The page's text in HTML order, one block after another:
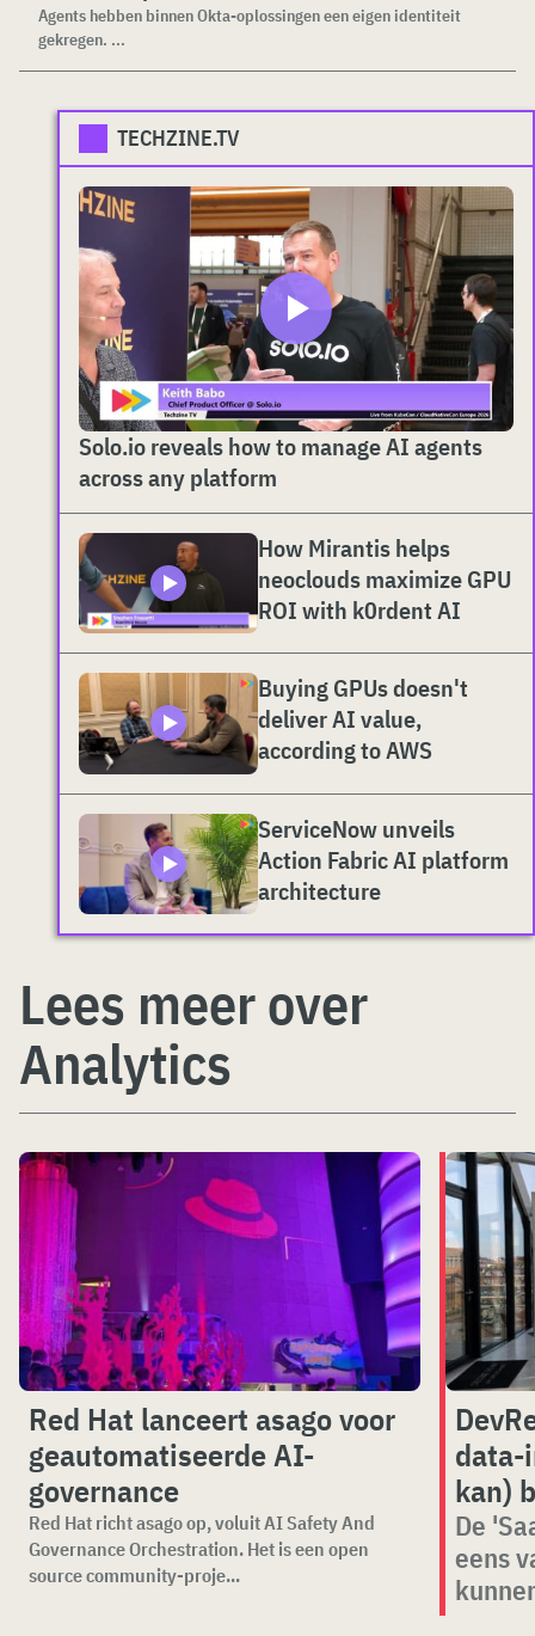
Agents hebben binnen Okta-oplossingen een eigen identiteit
gekregen. ...
TECHZINE.TV
Solo.io reveals how to manage AI agents
across any platform
How Mirantis helps
neoclouds maximize GPU
ROI with k0rdent AI
Buying GPUs doesn't
deliver AI value,
according to AWS
ServiceNow unveils
Action Fabric AI platform
architecture
Lees meer over
Analytics
Red Hat lanceert asago voor
geautomatiseerde AI-
governance
Red Hat richt asago op, voluit AI Safety And
Governance Orchestration. Het is een open
source community-proje...
data-
kan)
De
eens